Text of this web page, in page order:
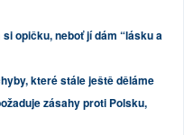
si opičku, neboť jí dám “lásku a
které stále ještě děláme
zásahy proti Polsku,